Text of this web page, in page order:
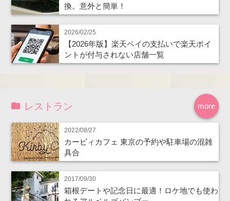
換。意外と簡単！
2026/02/25
【2026年版】楽天ペイの支払いで楽天ポイ
ントが付与されない店舗一覧
more
レストラン
2022/08/27
カービィカフェ 東京の予約や駐車場の混雑
具合
2017/09/30
箱根デートや記念日に最適！ロケ地でも使わ